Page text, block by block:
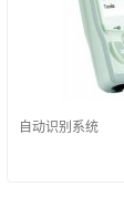
自动识别系统